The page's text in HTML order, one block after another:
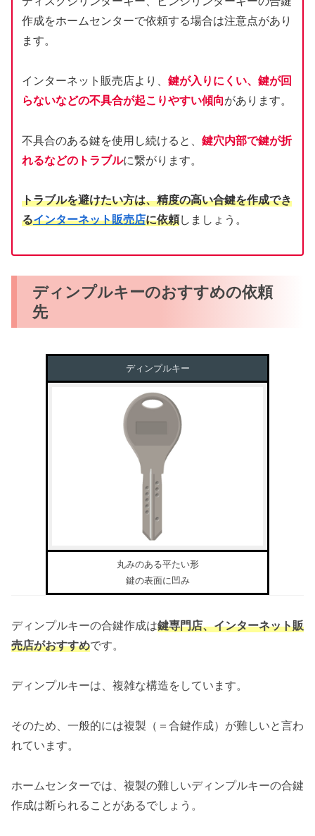
作成をホームセンターで依頼する場合は注意点があり
ます。
インターネット販売店より、 鍵が入りにくい、鍵が回
らないなどの不具合が起こりやすい傾向があります。
不具合のある鍵を使用し続けると、 鍵穴内部で鍵が折
れるなどのトラブルに繋がります。
トラブルを避けたい方は、精度の高い合鍵を作成でき
るインターネット販売店に依頼しましょう。
ディンプルキーのおすすめの依頼
先
ディンプルキー
丸みのある平たい形
鍵の表面に凹み
ディンプルキーの合鍵作成は鍵専門店、インターネット販
売店がおすすめです。
ディンプルキーは、複雑な構造をしています。
そのため、一般的には複製（＝合鍵作成）が難しいと言わ
れています。
ホームセンターでは、複製の難しいディンプルキーの合鍵
作成は断られることがあるでしょう。